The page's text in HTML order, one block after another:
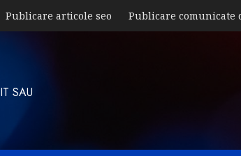
Publicare articole seo Publicare comunicate
SAU